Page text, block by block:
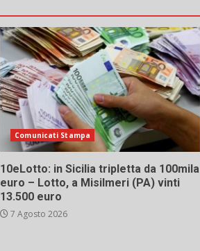
Comunicati Stampa
10eLotto: in Sicilia tripletta da 100mila
euro – Lotto, a Misilmeri (PA) vinti
13.500 euro
7 Agosto 2026